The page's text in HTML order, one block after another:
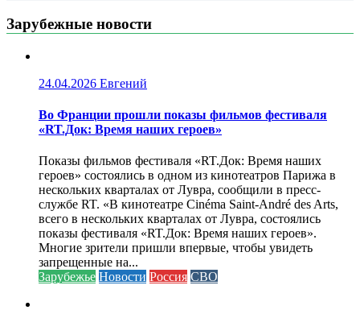
Зарубежные новости
24.04.2026 Евгений
Во Франции прошли показы фильмов фестиваля
«RT.Док: Время наших героев»
Показы фильмов фестиваля «RT.Док: Время наших
героев» состоялись в одном из кинотеатров Парижа в
нескольких кварталах от Лувра, сообщили в пресс-
службе RT. «В кинотеатре Cinéma Saint-André des Arts,
всего в нескольких кварталах от Лувра, состоялись
показы фестиваля «RT.Док: Время наших героев».
Многие зрители пришли впервые, чтобы увидеть
запрещенные на...
Зарубежье Новости Россия СВО